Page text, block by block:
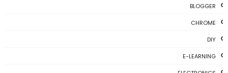
BLOGGER
CHROME
DIY
E-LEARNING